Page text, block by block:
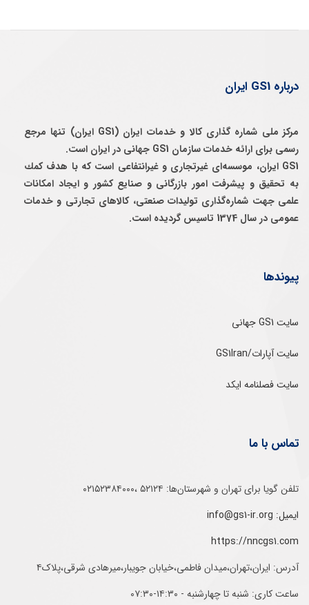
درباره GS1 ایران
مرکز ملی شماره گذاری کالا و خدمات ایران (GS1 ایران) تنها مرجع
رسمی برای ارائه خدمات سازمان GS1 جهانی در ایران است.
GS1 ایران، موسسه‌ای غيرتجاری و غيرانتفاعی است كه با هدف كمك
به تحقيق و پيشرفت امور بازرگانی و صنايع كشور و ايجاد امكانات
علمی جهت شماره‌گذاری توليدات صنعتی، كالاهای تجارتی و خدمات
عمومی در سال 1374 تاسيس گرديده است.
پیوندها
سایت GS1 جهانی
سایت آپارات/GS1Iran
سایت فصلنامه ایکد
تماس با ما
تلفن‌ گویا برای‌ تهران‌‌ و‌ شهرستان‌ها:‌ ۵۲۱۲۴ ،۰۲۱۵۲۳۸۴۰۰۰
ایمیل: info@gs1-ir.org
https://nncgs1.com
آدرس: ایران،تهران،میدان فاطمی،خیابان جویبار،میرهادی شرقی،پلاک۴
ساعت کاری: شنبه تا چهارشنبه - ۱۴:۳۰-۰۷:۳۰